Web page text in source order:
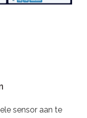
sensor aan te